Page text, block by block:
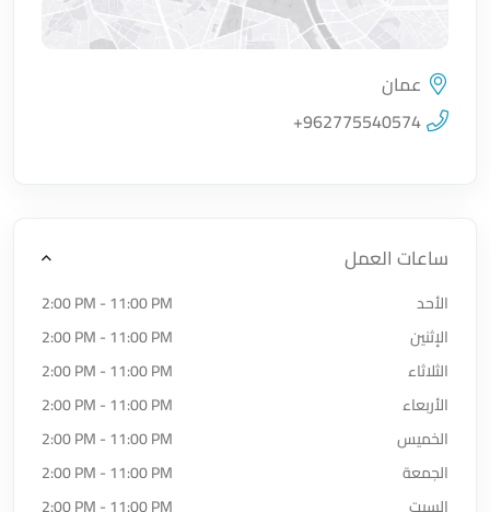
اضغط لتحميل الموقع
عمان
+962775540574
ساعات العمل
الأحد
2:00 PM - 11:00 PM
الإثنين
2:00 PM - 11:00 PM
الثلاثاء
2:00 PM - 11:00 PM
الأربعاء
2:00 PM - 11:00 PM
الخميس
2:00 PM - 11:00 PM
الجمعة
2:00 PM - 11:00 PM